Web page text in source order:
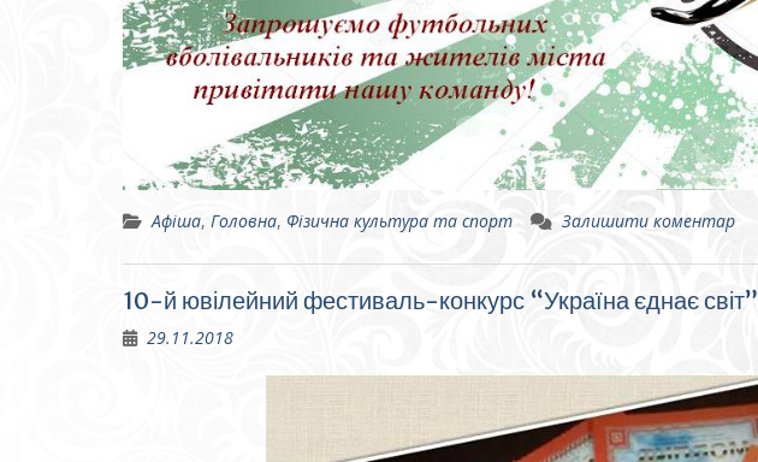
Афіша, Головна, Фізична культура та спорт Залишити коментар
10-й ювілейний фестиваль-конкурс “Україна єднає світ”
29.11.2018